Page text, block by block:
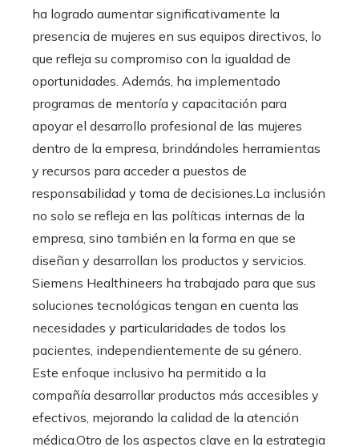
ha logrado aumentar significativamente la
presencia de mujeres en sus equipos directivos, lo
que refleja su compromiso con la igualdad de
oportunidades. Además, ha implementado
programas de mentoría y capacitación para
apoyar el desarrollo profesional de las mujeres
dentro de la empresa, brindándoles herramientas
y recursos para acceder a puestos de
responsabilidad y toma de decisiones.La inclusión
no solo se refleja en las políticas internas de la
empresa, sino también en la forma en que se
diseñan y desarrollan los productos y servicios.
Siemens Healthineers ha trabajado para que sus
soluciones tecnológicas tengan en cuenta las
necesidades y particularidades de todos los
pacientes, independientemente de su género.
Este enfoque inclusivo ha permitido a la
compañía desarrollar productos más accesibles y
efectivos, mejorando la calidad de la atención
médica.Otro de los aspectos clave en la estrategia